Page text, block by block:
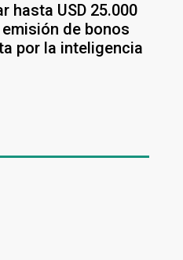
hasta USD 25.000
de bonos
por la inteligencia